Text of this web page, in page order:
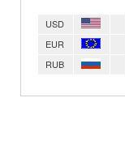
USD
EUR
RUB